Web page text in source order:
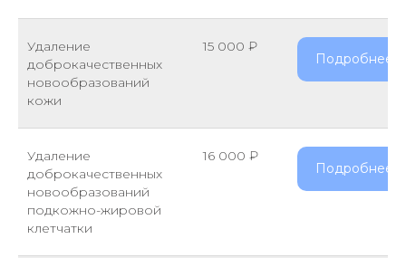
Удаление
доброкачественных
новообразований
кожи
15 000 ₽
Подробнее
Удаление
доброкачественных
новообразований
подкожно-жировой
клетчатки
16 000 ₽
Подробнее